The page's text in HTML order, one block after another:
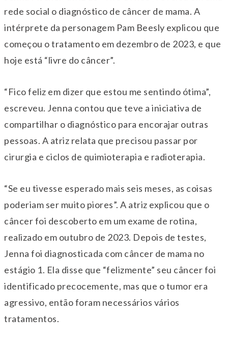
rede social o diagnóstico de câncer de mama. A
intérprete da personagem Pam Beesly explicou que
começou o tratamento em dezembro de 2023, e que
hoje está “livre do câncer”.
“Fico feliz em dizer que estou me sentindo ótima”,
escreveu. Jenna contou que teve a iniciativa de
compartilhar o diagnóstico para encorajar outras
pessoas. A atriz relata que precisou passar por
cirurgia e ciclos de quimioterapia e radioterapia.
“Se eu tivesse esperado mais seis meses, as coisas
poderiam ser muito piores”. A atriz explicou que o
câncer foi descoberto em um exame de rotina,
realizado em outubro de 2023. Depois de testes,
Jenna foi diagnosticada com câncer de mama no
estágio 1. Ela disse que “felizmente” seu câncer foi
identificado precocemente, mas que o tumor era
agressivo, então foram necessários vários
tratamentos.